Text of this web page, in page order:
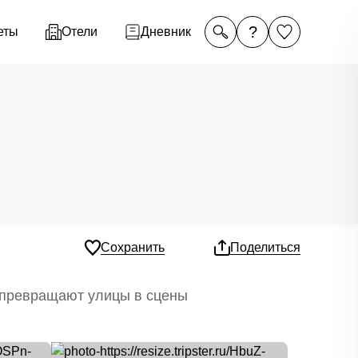
Отели Дневник ?
Сохранить Поделиться
превращают улицы в сцены